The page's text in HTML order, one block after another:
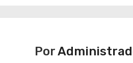
Por